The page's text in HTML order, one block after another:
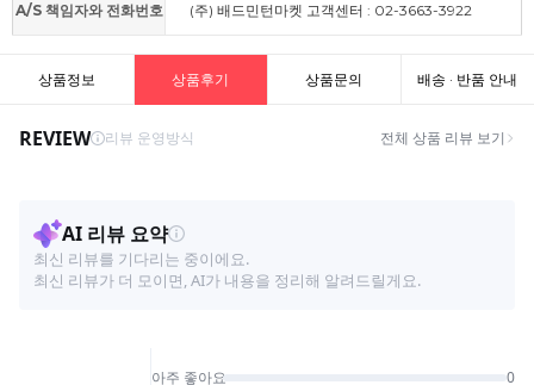
A/S 책임자와 전화번호 (주) 배드민턴마켓 고객센터 : 02-3663-3922
상품정보 상품후기 상품문의 배송 · 반품 안내